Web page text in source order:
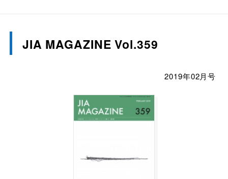
JIA MAGAZINE Vol.359
2019年02月号